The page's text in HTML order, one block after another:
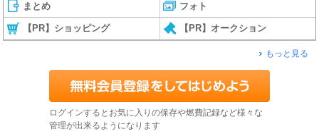
まとめ フォト
【PR】ショッピング 【PR】オークション
もっと見る
ログインするとお気に入りの保存や燃費記録など様々な
管理が出来るようになります